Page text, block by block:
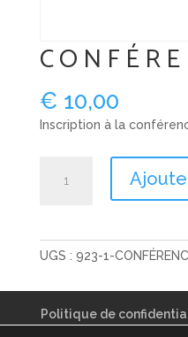
€ 10,00
Inscription à la
UGS : 923-1-
Politique de